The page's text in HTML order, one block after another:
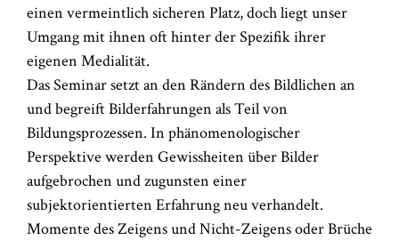
einen vermeintlich sicheren Platz, doch liegt unser
Umgang mit ihnen oft hinter der Spezifik ihrer
eigenen Medialität.
Das Seminar setzt an den Rändern des Bildlichen an
und begreift Bilderfahrungen als Teil von
Bildungsprozessen. In phänomenologischer
Perspektive werden Gewissheiten über Bilder
aufgebrochen und zugunsten einer
subjektorientierten Erfahrung neu verhandelt.
Momente des Zeigens und Nicht-Zeigens oder Brüche